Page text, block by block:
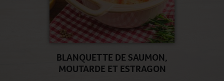
BLANQUETTE DE SAUMON,
MOUTARDE ET ESTRAGON